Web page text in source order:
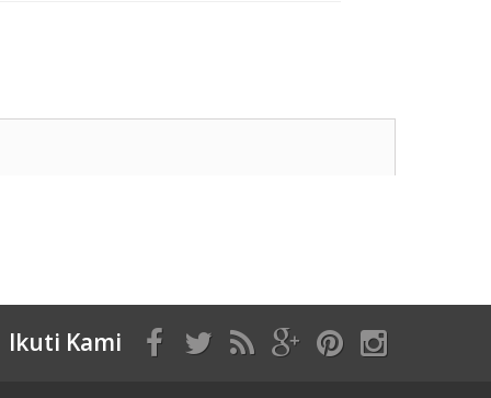
Ikuti Kami